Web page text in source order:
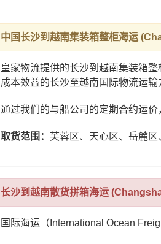
中国长沙到越南集装箱整柜海运
皇家物流提供的长沙到越南集装箱
成本效益的长沙至越南国际物流运
通过我们的与船公司的定期合约运
取货范围： 芙蓉区、天心区、岳麓区
长沙到越南散货拼箱海运
国际海运（International Ocean